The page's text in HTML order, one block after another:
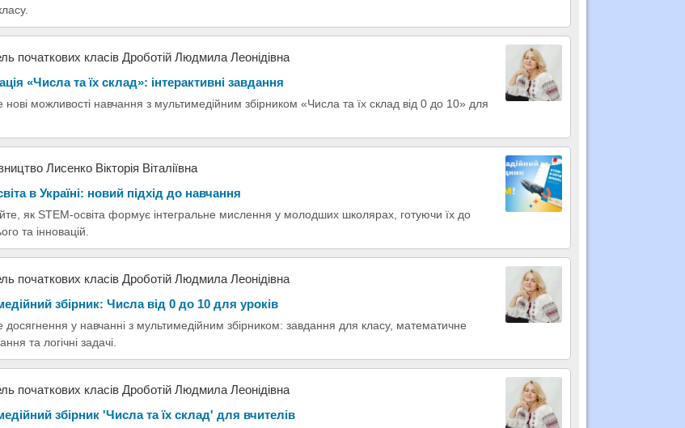
початкових класів Дроботій Людмила Леонідівна
«Числа та їх склад»: інтерактивні завдання
нові можливості навчання з мультимедійним збірником «Числа та їх склад від 0 до 10» для
Лисенко Вікторія Віталіївна
в Україні: новий підхід до навчання
як STEM-освіта формує інтегральне мислення у молодших школярах, готуючи їх до
та інновацій.
початкових класів Дроботій Людмила Леонідівна
збірник: Числа від 0 до 10 для уроків
досягнення у навчанні з мультимедійним збірником: завдання для класу, математичне
та логічні задачі.
початкових класів Дроботій Людмила Леонідівна
збірник 'Числа та їх склад' для вчителів